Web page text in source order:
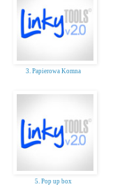
3. Papierowa Komna
5. Pop up box